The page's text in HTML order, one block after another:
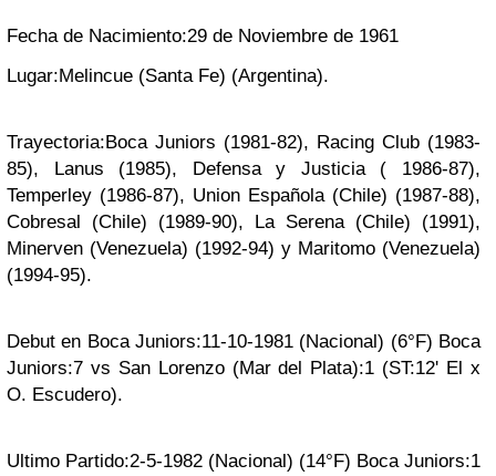
Fecha de Nacimiento:29 de Noviembre de 1961
Lugar:Melincue (Santa Fe) (Argentina).
Trayectoria:Boca Juniors (1981-82), Racing Club (1983-
85), Lanus (1985), Defensa y Justicia ( 1986-87),
Temperley (1986-87), Union Española (Chile) (1987-88),
Cobresal (Chile) (1989-90), La Serena (Chile) (1991),
Minerven (Venezuela) (1992-94) y Maritomo (Venezuela)
(1994-95).
Debut en Boca Juniors:11-10-1981 (Nacional) (6°F) Boca
Juniors:7 vs San Lorenzo (Mar del Plata):1 (ST:12' El x
O. Escudero).
Ultimo Partido:2-5-1982 (Nacional) (14°F) Boca Juniors:1